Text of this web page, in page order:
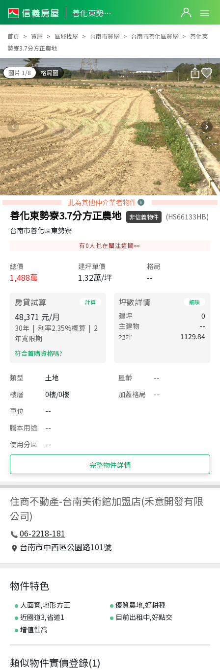
善化東勢寮3.7分方正農地
善化東勢寮3.7分方正農地
首頁 買屋 區域找屋 台南市買屋 台南市善化區買屋
善化東
勢寮3.7分方正農地
圖片 1/8 格局圖
此為其他仲介業者物件
善化東勢寮3.7分方正農地 非信義物件
(HS66133HB)
台南市善化區東勢寮
有0 人也在關注這間👀
總價
1,488萬
建坪單價
1.32萬/坪
格局
--
房貸試算 計算
48,371 元/月
30年 | 利率2.35%概算 | 2
年寬限期
​符合首購資格嗎?
坪數詳情 細項
建坪
0
主建物
--
地坪
1129.84
類型 土地 屋齡
--
樓層
0樓/0樓 加蓋格局
--
車位
--
謄本用途
--
使用分區
--
完整物件詳情
住商不動產-台南美術館加盟店(禾意開發有限
公司)
06-2218-181
台南市中西區公園路101號
物件特色
大面寬,地形方正
優質農地,好耕種
近國道3,省道1
目前出租中,好點交
增值性高
類似物件實價登錄(1)